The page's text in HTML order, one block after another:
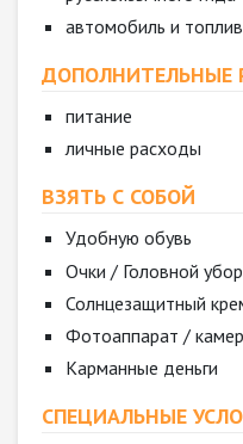
автомобиль и
ДОПОЛНИТЕЛЬНЫЕ
питание
личные расходы
ВЗЯТЬ С СОБОЙ
Удобную обувь
Очки / Головной убор
Солнцезащитный
Фотоаппарат /
Карманные деньги
СПЕЦИАЛЬНЫЕ